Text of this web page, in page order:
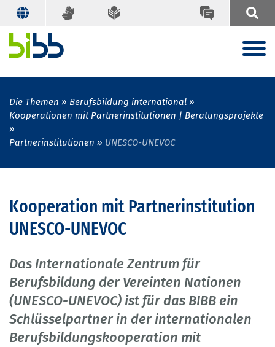
Die Themen
Berufsbildung international
Kooperationen mit Partnerinstitutionen | Beratungsprojekte
Partnerinstitutionen UNESCO-UNEVOC
Kooperation mit Partnerinstitution
UNESCO-UNEVOC
Das Internationale Zentrum für
Berufsbildung der Vereinten Nationen
(UNESCO-UNEVOC) ist für das BIBB ein
Schlüsselpartner in der internationalen
Berufsbildungskooperation mit